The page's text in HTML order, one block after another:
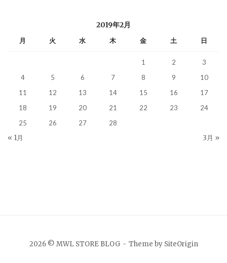
2019年2月
月 火 水 木 金 土 日
1 2
3
4
5 6 7 8 9
10
11
12 13 14 15 16
17
18
19 20 21 22 23
24
25
26 27 28
« 1月 3月 »
2026 © MWL STORE BLOG Theme by SiteOrigin